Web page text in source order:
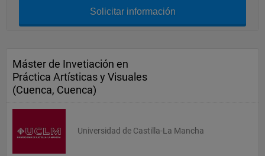
Solicitar información
Máster de Invetiación en
Práctica Artísticas y Visuales
(Cuenca, Cuenca)
Universidad de Castilla-La Mancha